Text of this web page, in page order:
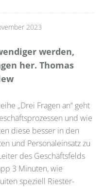
2023
werden,
her. Thomas
„Drei Fragen an“ geht
und wie
diese besser in den
und Personaleinsatz zu
des Geschäftsfelds
3 Minuten, wie
speziell Riester-